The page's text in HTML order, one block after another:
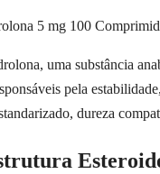
5 mg 100
uma substância
pela
dureza